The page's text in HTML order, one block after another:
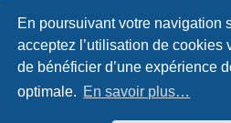
En poursuivant votre navigation
acceptez l’utilisation de cookies
de bénéficier d’une expérience
optimale. En savoir plus…
CONDITIONS
POLITIQUE DE